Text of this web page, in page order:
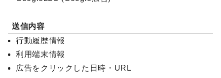
送信内容
行動履歴情報
利用端末情報
広告をクリックした日時・URL